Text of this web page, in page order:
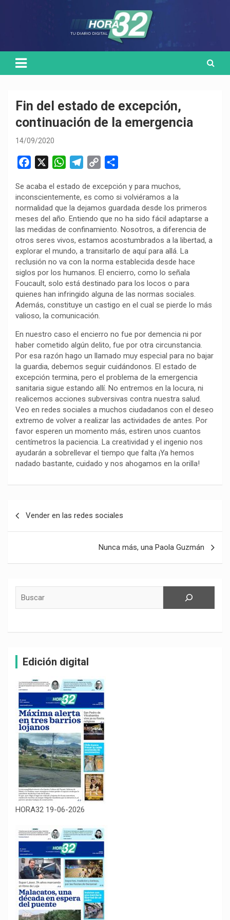
Fin del estado de excepción,
continuación de la emergencia
14/09/2020
c
e
b
o
o
k
W
a
t
s
A
p
p
l
e
g
r
a
m
p
y
L
i
n
k
m
p
a
t
i
r
Se acaba el estado de excepción y para muchos,
inconscientemente, es como si volviéramos a la
normalidad que la dejamos guardada desde los primeros
meses del año. Entiendo que no ha sido fácil adaptarse a
las medidas de confinamiento. Nosotros, a diferencia de
otros seres vivos, estamos acostumbrados a la libertad, a
explorar el mundo, a transitarlo de aquí para allá. La
reclusión no va con la norma establecida desde hace
siglos por los humanos. El encierro, como lo señala
Foucault, solo está destinado para los locos o para
quienes han infringido alguna de las normas sociales.
Además, constituye un castigo en el cual se pierde lo más
valioso, la comunicación.
En nuestro caso el encierro no fue por demencia ni por
haber cometido algún delito, fue por otra circunstancia.
Por esa razón hago un llamado muy especial para no bajar
la guardia, debemos seguir cuidándonos. El estado de
excepción termina, pero el problema de la emergencia
sanitaria sigue estando allí. No entremos en la locura, ni
realicemos acciones subversivas contra nuestra salud.
Veo en redes sociales a muchos ciudadanos con el deseo
extremo de volver a realizar las actividades de antes. Por
favor esperen un momento más, estiren unos cuantos
centímetros la paciencia. La creatividad y el ingenio nos
ayudarán a sobrellevar el tiempo que falta ¡Ya hemos
nadado bastante, cuidado y nos ahogamos en la orilla!
Vender en las redes sociales
Nunca más, una Paola Guzmán
Edición digital
HORA32 19-06-2026